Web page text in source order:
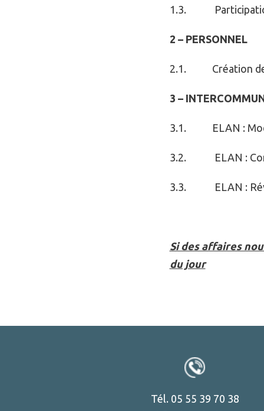
1.3. Participation
2 – PERSONNEL
2.1. Création de
3 –
3.1. ELAN :
3.2. ELAN :
3.3. ELAN :
Si des affaires
du jour
Tél. 05 55 39 70 38